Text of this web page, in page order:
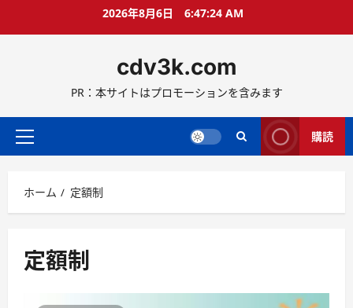
ス
ッ
2026年8月6日 6:47:24 AM
cdv3k.com
PR：本サイトはプロモーションを含みます
メ
メ
ニ
ー
購読
ホーム 定額制
定額制